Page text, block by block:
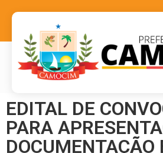
EDITAL DE
PARA
DOCUMENTAÇÃO